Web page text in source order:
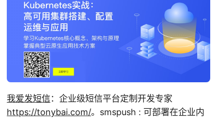
我爱发短信：企业级短信平台定制开发专家
https://tonybai.com/。smspush : 可部署在企业内